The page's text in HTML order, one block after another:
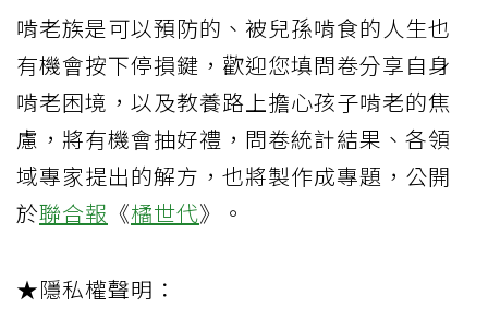
啃老族是可以預防的、被兒孫啃食的人生也
有機會按下停損鍵，歡迎您填問卷分享自身
啃老困境，以及教養路上擔心孩子啃老的焦
慮，將有機會抽好禮，問卷統計結果、各領
域專家提出的解方，也將製作成專題，公開
於聯合報 《橘世代》。
★隱私權聲明：